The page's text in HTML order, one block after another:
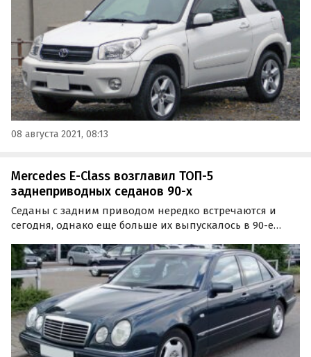
08 августа 2021, 08:13
Mercedes E-Class возглавил ТОП-5
заднеприводных седанов 90-х
Седаны с задним приводом нередко встречаются и
сегодня, однако еще больше их выпускалось в 90-е
можно найти такие авто и сегодня.